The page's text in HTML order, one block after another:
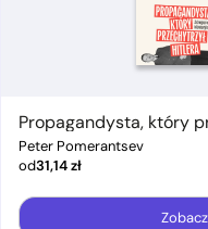
Propagandysta, który
Peter Pomerantsev
od31,14zł
Zobacz